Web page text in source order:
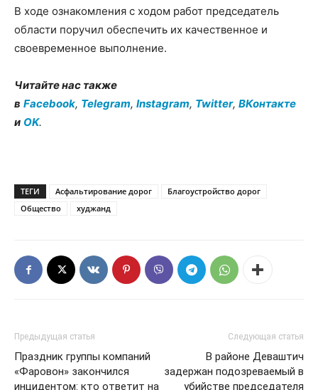
В ходе ознакомления с ходом работ председатель
области поручил обеспечить их качественное и
своевременное выполнение.
Читайте нас также
в Facebook, Telegram, Instagram, Twitter, ВКонтакте
и OK.
ТЕГИ Асфальтирование дорог
Благоустройство дорог
Общество
худжанд
Предыдущая статья
Праздник группы компаний
«Фаровон» закончился
инцидентом: кто ответит на
Следующая статья
В районе Деваштич
задержан подозреваемый в
убийстве председателя